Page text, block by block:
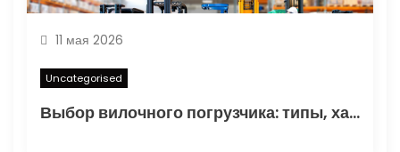
м
11 мая 2026
Uncategorised
Выбор вилочного погрузчика: типы, характеристики и области применения